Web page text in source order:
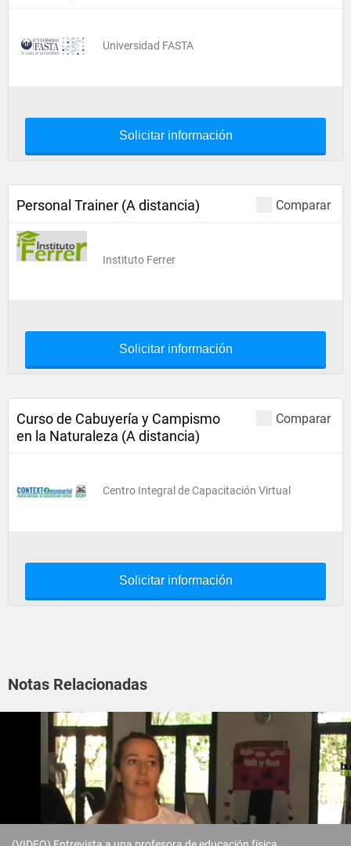
Universidad FASTA
Solicitar información
Comparar
Personal Trainer (A distancia)
Instituto Ferrer
Solicitar información
Comparar
Curso de Cabuyería y Campismo
en la Naturaleza (A distancia)
Centro Integral de Capacitación Virtual
Solicitar información
Notas Relacionadas